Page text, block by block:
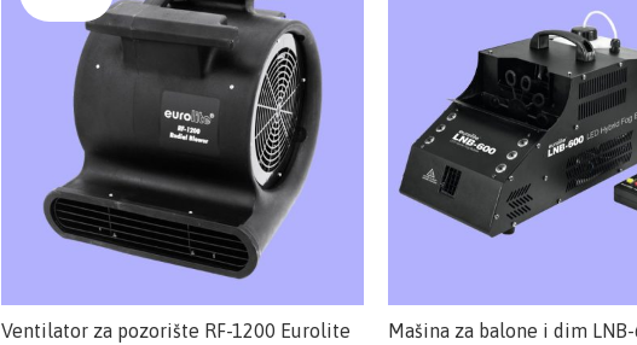
Ventilator za pozorište RF-1200 Eurolite
Mašina za balone i dim